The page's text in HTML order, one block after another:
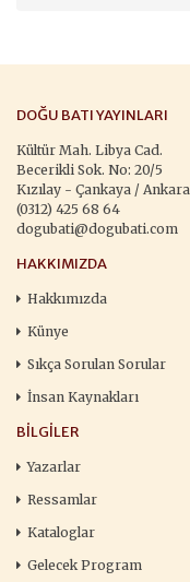
DOĞU BATI YAYINLARI
Kültür Mah. Libya Cad.
Becerikli Sok. No: 20/5
Kızılay - Çankaya / Ankara
(0312) 425 68 64
dogubati@dogubati.com
HAKKIMIZDA
Hakkımızda
Künye
Sıkça Sorulan Sorular
İnsan Kaynakları
BILGILER
Yazarlar
Ressamlar
Kataloglar
Gelecek Program